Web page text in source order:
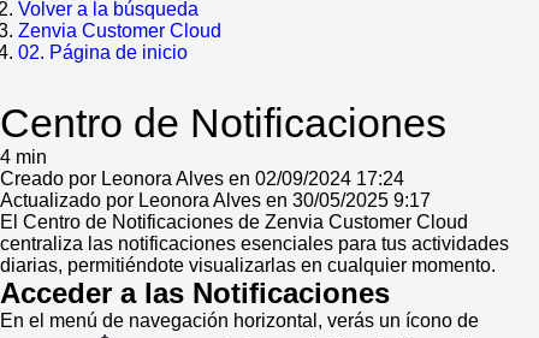
Volver a la búsqueda
Zenvia Customer Cloud
02. Página de inicio
Centro de Notificaciones
4 min
Creado por Leonora Alves en 02/09/2024 17:24
Actualizado por Leonora Alves en 30/05/2025 9:17
El Centro de Notificaciones de Zenvia Customer Cloud
centraliza las notificaciones esenciales para tus actividades
diarias, permitiéndote visualizarlas en cualquier momento.
Acceder a las Notificaciones
En el menú de navegación horizontal, verás un ícono de